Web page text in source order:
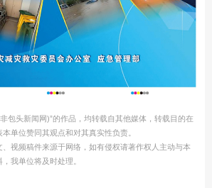
包头新闻网)”的作品，均转载自其他媒体，转载目的在
单位赞同其观点和对其真实性负责。
视频稿件来源于网络，如有侵权请著作权人主动与本
我单位将及时处理。